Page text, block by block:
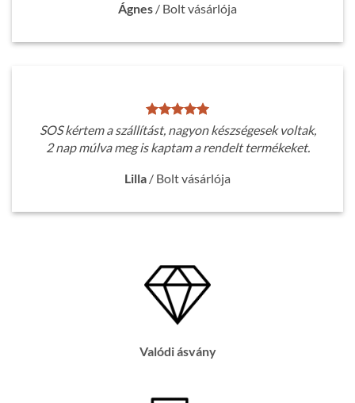
Ágnes / Bolt vásárlója
SOS kértem a szállítást, nagyon készségesek voltak,
2 nap múlva meg is kaptam a rendelt termékeket.
Lilla / Bolt vásárlója
Valódi ásvány